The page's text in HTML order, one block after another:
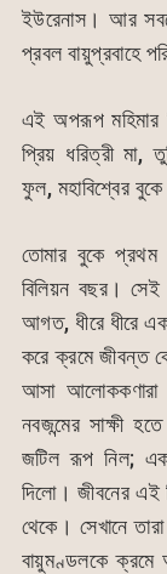
ইউরেনাস। আর
প্রবল বায়ুপ্রবাহে
এই অপরূপ মহিমার
প্রিয় ধরিত্রী মা,
ফুল, মহাবিশ্বের
তোমার বুকে প্রথম
বিলিয়ন বছর।
আগত, ধীরে ধীরে
করে ক্রমে জীবন্ত
আসা আলোককণারা
নবজন্মের সাক্ষী
জটিল রূপ নিল;
দিলো। জীবনের এই
থেকে। সেখানে
বায়ুমণ্ডলকে